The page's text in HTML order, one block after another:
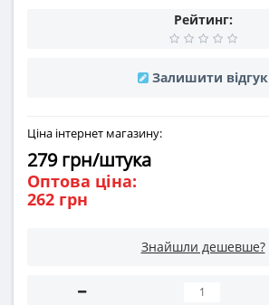
Рейтинг:
Залишити відгук
Ціна інтернет магазину:
279 грн/штука
Оптова ціна:
262 грн
Знайшли дешевше?